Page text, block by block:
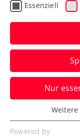
ATP
Erler/
Das ÖTV-
ATP-
Auftakthürde.
Verfasst von:
Essenziell
Nur
Essenziell
Essenzielle
Powered by